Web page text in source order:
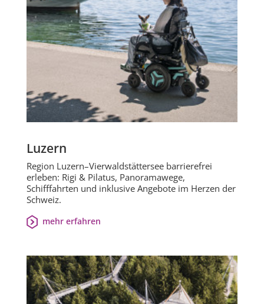
Luzern
Region Luzern–Vierwaldstättersee barrierefrei
erleben: Rigi & Pilatus, Panoramawege,
Schifffahrten und inklusive Angebote im Herzen der
Schweiz.
mehr erfahren